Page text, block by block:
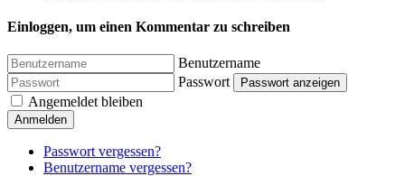
Einloggen, um einen Kommentar zu schreiben
Benutzername
Passwort
Passwort anzeigen
Angemeldet bleiben
Anmelden
Passwort vergessen?
Benutzername vergessen?